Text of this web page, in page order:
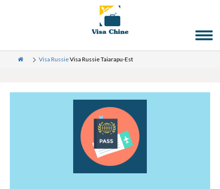
Visa RussieVisa Russie Taiarapu-Est